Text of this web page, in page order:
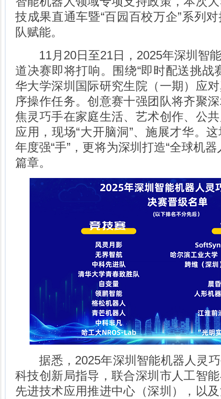
技成果直通车暨“百园百校万企”系列
队赋能。
11月20日至21日，2025年深圳智能
道决赛即将打响。围绕“即时配送挑战
华大学深圳国际研究生院（一期）应
序操作任务。创意赛十强团队将齐聚
焦灵巧手在家庭生活、艺术创作、公
应用，现场“大开脑洞”、施展才华。
年度强“手”，更将为深圳打造“全球机
篇章。
据悉，2025年深圳智能机器人灵巧
科技创新局指导，联合深圳市人工智
先进技术应用推进中心（深圳），以